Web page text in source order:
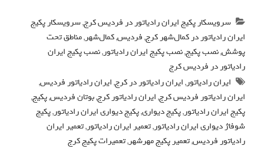
سرویسکار پکیج ایران رادیاتور در فردیس کرج,سرویسکار پکیج
ایران رادیاتور در کمال‌شهر کرج,فردیس,کمال‌شهر,مناطق تحت
پوشش,نصب پکیج,نصب پکیج ایران رادیاتور,نصب پکیج ایران
رادیاتور در فردیس کرج
ایران رادیاتور,ایران رادیاتور در کرج,ایران رادیاتور فردیس,
ایران رادیاتور فردیس کرج,ایران رادیاتور کرج,بوتان فردیس,پکیج,
پکیج ایران رادیاتور,پکیج دیواری,پکیج دیواری ایران رادیاتور,پکیج
شوفاژ دیواری ایران رادیاتور,تعمیر ایران رادیاتور,تعمیر ایران
رادیاتور فردیس,تعمیر پکیج مهرشهر,تعمیرات پکیج کرج